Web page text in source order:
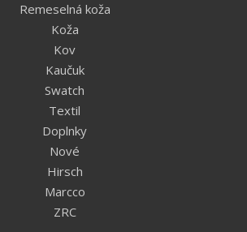
Remeselná koža
Koža
Kov
Kaučuk
Swatch
Textil
Doplnky
Nové
Hirsch
Marcco
ZRC